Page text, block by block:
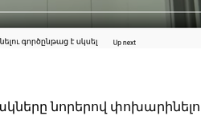
նորերով փոխարինելու